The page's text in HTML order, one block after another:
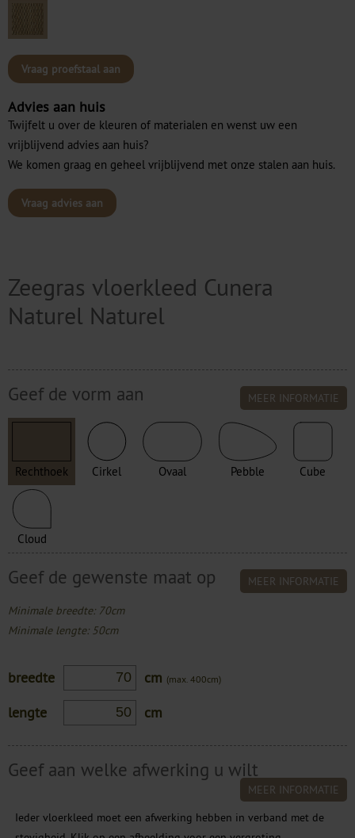
Vraag proefstaal aan
Advies aan huis
Twijfelt u over de kleuren of materialen en wenst uw een
vrijblijvend advies aan huis?
We komen graag en geheel vrijblijvend met onze stalen aan huis.
Vraag advies aan
Zeegras vloerkleed Cunera
Naturel Naturel
Geef de vorm aan MEER INFORMATIE
Rechthoek Cirkel Ovaal Pebble Cube
Cloud
Geef de gewenste maat op MEER INFORMATIE
Minimale breedte: 70cm
Minimale lengte: 50cm
breedte cm (max. 400cm)
lengte cm
Geef aan welke afwerking u wilt
MEER INFORMATIE
Ieder vloerkleed moet een afwerking hebben in verband met de